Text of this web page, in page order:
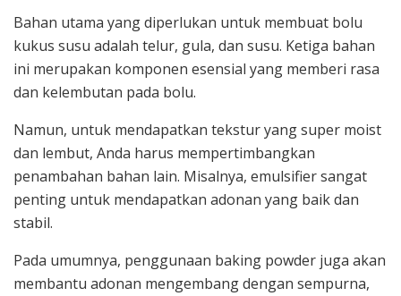
Bahan utama yang diperlukan untuk membuat bolu
kukus susu adalah telur, gula, dan susu. Ketiga bahan
ini merupakan komponen esensial yang memberi rasa
dan kelembutan pada bolu.
Namun, untuk mendapatkan tekstur yang super moist
dan lembut, Anda harus mempertimbangkan
penambahan bahan lain. Misalnya, emulsifier sangat
penting untuk mendapatkan adonan yang baik dan
stabil.
Pada umumnya, penggunaan baking powder juga akan
membantu adonan mengembang dengan sempurna,